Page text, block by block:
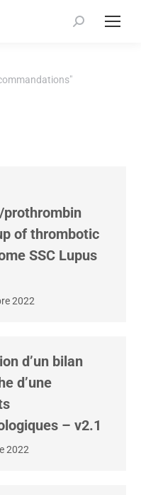
Recherche
of thrombotic
SSC Lupus
2022
d’un bilan
d’une
– v2.1
2022